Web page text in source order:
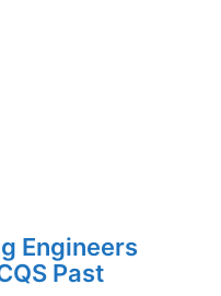
Engineers
Past